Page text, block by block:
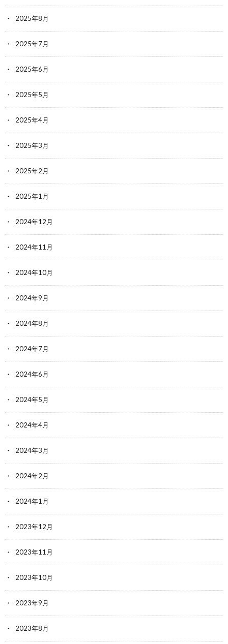
2025年8月
2025年7月
2025年6月
2025年5月
2025年4月
2025年3月
2025年2月
2025年1月
2024年12月
2024年11月
2024年10月
2024年9月
2024年8月
2024年7月
2024年6月
2024年5月
2024年4月
2024年3月
2024年2月
2024年1月
2023年12月
2023年11月
2023年10月
2023年9月
2023年8月